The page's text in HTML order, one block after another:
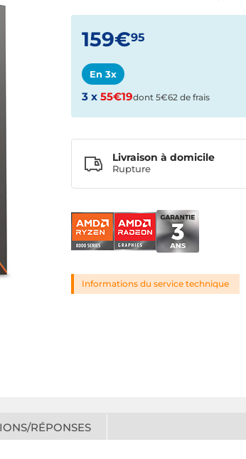
159€95
En 3x
3 x 55€19dont 5€62 de frais
Livraison à domicile
Rupture
Informations du service technique
RÉPONSES